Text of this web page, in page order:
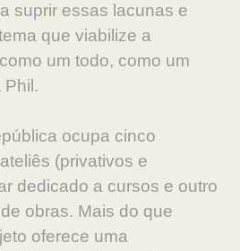
suprir essas lacunas e
que viabilize a
um todo, como um
Phil.
ocupa cinco
(privativos e
dedicado a cursos e outro
obras. Mais do que
oferece uma